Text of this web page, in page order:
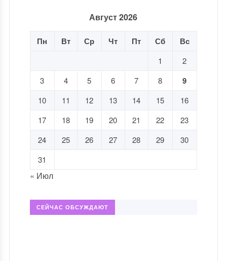
Август 2026
Пн Вт Ср Чт Пт Сб Вс
1
2
3
4 5 6 7 8 9
10 11 12 13 14 15
16
17
18 19 20 21 22
23
24
25 26 27 28 29
30
31
« Июл
СЕЙЧАС ОБСУЖДАЮТ